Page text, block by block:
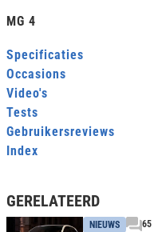
MG 4
Specificaties
Occasions
Video's
Tests
Gebruikersreviews
Index
GERELATEERD
NIEUWS 65